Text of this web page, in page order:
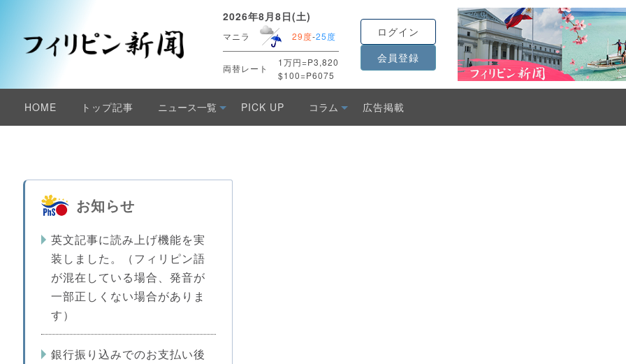
2026年8月8日(土)
マニラ 29度-25度
両替レート
1万円=P3,820
$100=P6075
ログイン
会員登録
HOME トップ記事 ニュース一覧 PICK UP コラム 広告掲載
お知らせ
英文記事に読み上げ機能を実
装しました。（フィリピン語
が混在している場合、発音が
一部正しくない場合がありま
す）
銀行振り込みでのお支払い後